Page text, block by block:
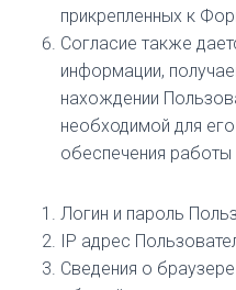
прикрепленных к
Согласие также
информации,
нахождении
необходимой для
обеспечения
Логин и пароль
IP адрес
Сведения о